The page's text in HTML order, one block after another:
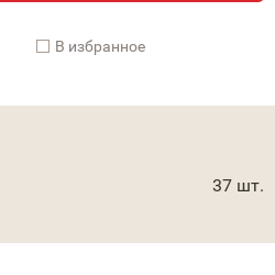
В избранное
37 шт.